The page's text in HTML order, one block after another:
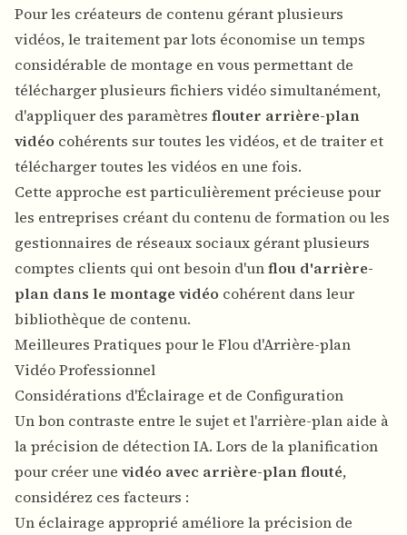
Pour les créateurs de contenu gérant plusieurs
vidéos, le traitement par lots économise un temps
considérable de montage en vous permettant de
télécharger plusieurs fichiers vidéo simultanément,
d'appliquer des paramètres flouter arrière-plan
vidéo cohérents sur toutes les vidéos, et de traiter et
télécharger toutes les vidéos en une fois.
Cette approche est particulièrement précieuse pour
les entreprises créant du contenu de formation ou les
gestionnaires de réseaux sociaux gérant plusieurs
comptes clients qui ont besoin d'unflou d'arrière-
plan dans le montage vidéo cohérent dans leur
bibliothèque de contenu.
Meilleures Pratiques pour le Flou d'Arrière-plan
Vidéo Professionnel
Considérations d'Éclairage et de Configuration
Un bon contraste entre le sujet et l'arrière-plan aide à
la précision de détection IA. Lors de la planification
pour créer une vidéo avec arrière-plan flouté,
considérez ces facteurs :
Un éclairage approprié améliore la précision de